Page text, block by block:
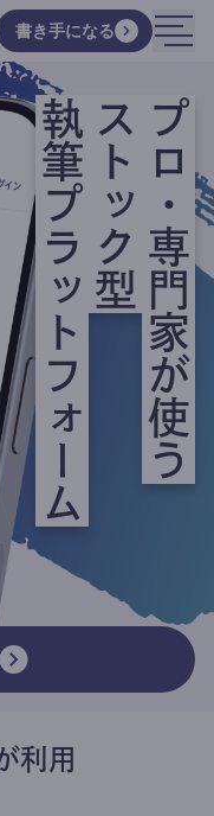
書き手になる
プロ・専門家が使う
ストック型
執筆プラットフォーム
利用